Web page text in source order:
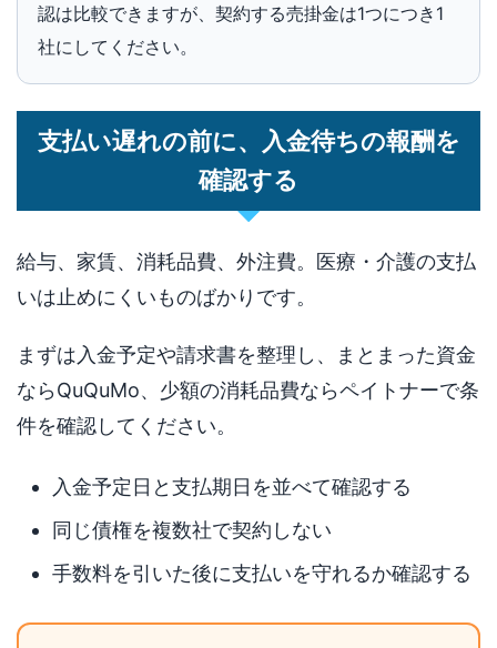
認は比較できますが、契約する売掛金は1つにつき1
社にしてください。
支払い遅れの前に、入金待ちの報酬を
確認する
給与、家賃、消耗品費、外注費。医療・介護の支払
いは止めにくいものばかりです。
まずは入金予定や請求書を整理し、まとまった資金
ならQuQuMo、少額の消耗品費ならペイトナーで条
件を確認してください。
入金予定日と支払期日を並べて確認する
同じ債権を複数社で契約しない
手数料を引いた後に支払いを守れるか確認する